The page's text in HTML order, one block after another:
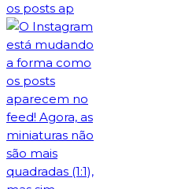
os posts ap